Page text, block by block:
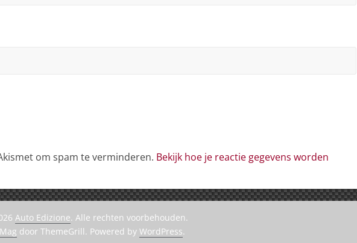
om spam te verminderen. Bekijk hoe je reactie gegevens worden
Auto Edizione. Alle rechten voorbehouden.
door ThemeGrill. Powered by WordPress.